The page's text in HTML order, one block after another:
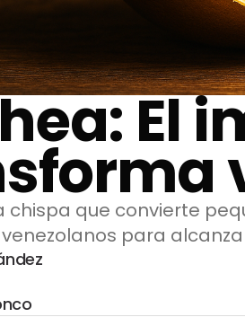
El
chispa que convierte
para